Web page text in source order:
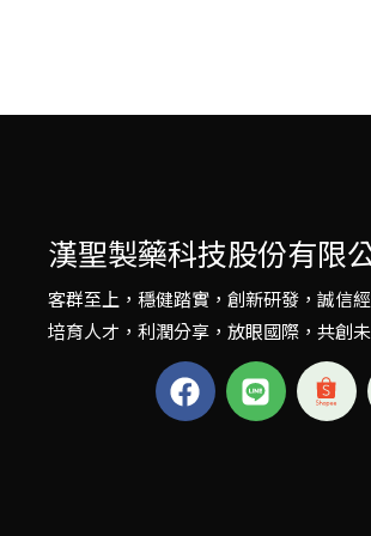
漢聖製藥科技股份有限
客群至上，穩健踏實，創新研發，誠信經
培育人才，利潤分享，放眼國際，共創未
F
a
c
L
i
n